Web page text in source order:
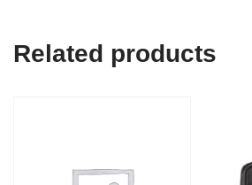
Related products